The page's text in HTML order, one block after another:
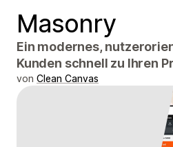
Masonry
Ein modernes,
Kunden schnell zu Ihren
von Clean Canvas